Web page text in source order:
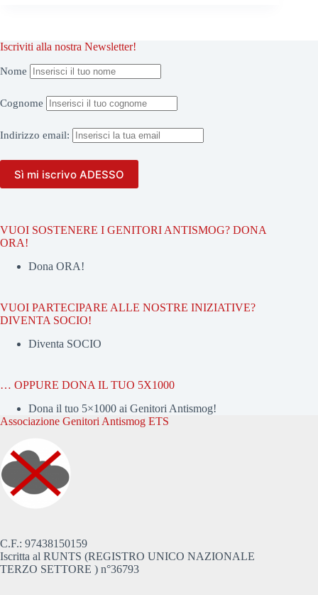
Iscriviti alla nostra Newsletter!
Nome
Cognome
Indirizzo email:
VUOI SOSTENERE I GENITORI ANTISMOG? DONA
ORA!
Dona ORA!
VUOI PARTECIPARE ALLE NOSTRE INIZIATIVE?
DIVENTA SOCIO!
Diventa SOCIO
… OPPURE DONA IL TUO 5X1000
Dona il tuo 5×1000 ai Genitori Antismog!
Associazione Genitori Antismog ETS
C.F.: 97438150159
Iscritta al RUNTS (REGISTRO UNICO NAZIONALE
TERZO SETTORE ) n°36793